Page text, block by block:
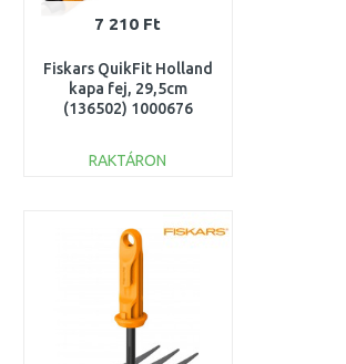
7 210 Ft
Fiskars QuikFit Holland
kapa fej, 29,5cm
(136502) 1000676
RAKTÁRON
Összehasonlítás